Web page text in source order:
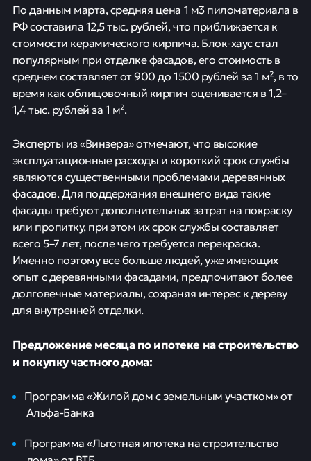
По данным марта, средняя цена 1 м3 пиломатериала в
РФ составила 12,5 тыс. рублей, что приближается к
стоимости керамического кирпича. Блок-хаус стал
популярным при отделке фасадов, его стоимость в
среднем составляет от 900 до 1500 рублей за 1 м², в то
время как облицовочный кирпич оценивается в 1,2–
1,4 тыс. рублей за 1 м².
Эксперты из «Винзера» отмечают, что высокие
эксплуатационные расходы и короткий срок службы
являются существенными проблемами деревянных
фасадов. Для поддержания внешнего вида такие
фасады требуют дополнительных затрат на покраску
или пропитку, при этом их срок службы составляет
всего 5–7 лет, после чего требуется перекраска.
Именно поэтому все больше людей, уже имеющих
опыт с деревянными фасадами, предпочитают более
долговечные материалы, сохраняя интерес к дереву
для внутренней отделки.
Предложение месяца по ипотеке на строительство
и покупку частного дома:
Программа «Жилой дом с земельным участком» от
Альфа-Банка
Программа «Льготная ипотека на строительство